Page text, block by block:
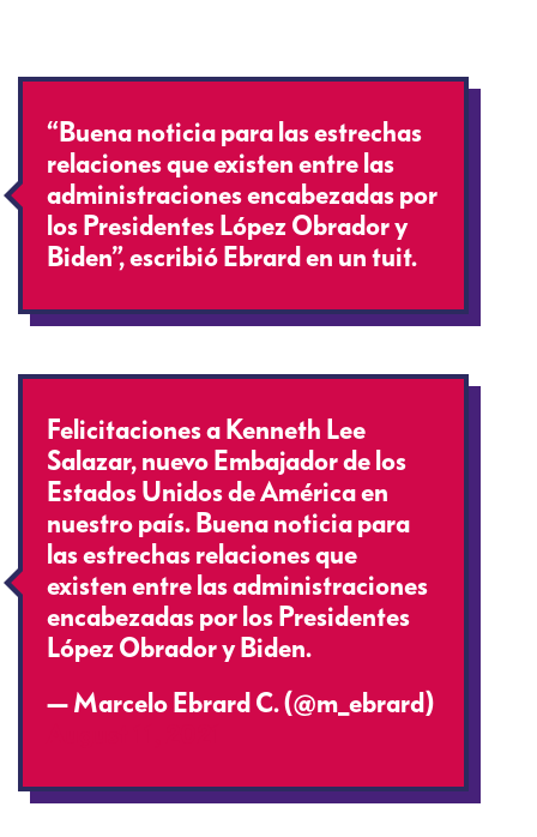
“Buena noticia para las estrechas
relaciones que existen entre las
administraciones encabezadas por
los Presidentes López Obrador y
Biden”, escribió Ebrard en un tuit.
Felicitaciones a Kenneth Lee
Salazar, nuevo Embajador de los
Estados Unidos de América en
nuestro país. Buena noticia para
las estrechas relaciones que
existen entre las administraciones
encabezadas por los Presidentes
López Obrador y Biden.
— Marcelo Ebrard C. (@m_ebrard)